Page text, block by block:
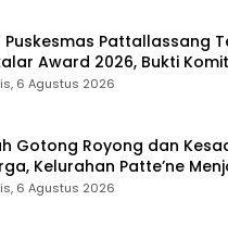
Puskesmas Pattallassang
Award 2026, Bukti
Pelayanan Kesehatan
6 Agustus 2026
Gotong Royong dan
Kelurahan Patte’ne
Award 2026
6 Agustus 2026